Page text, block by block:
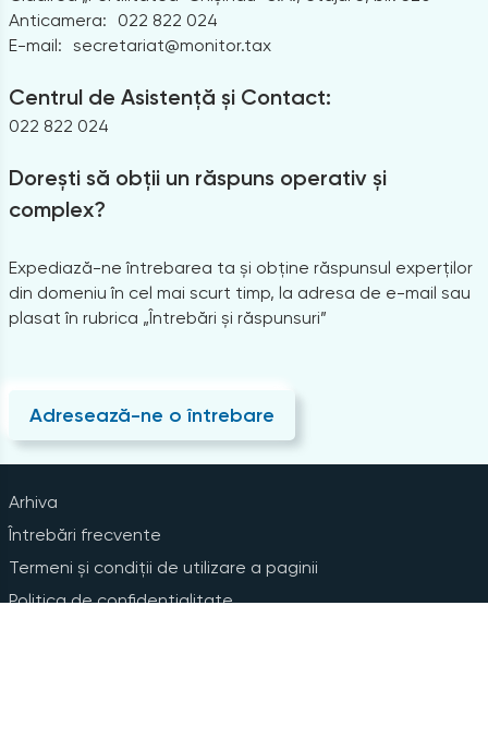
Anticamera:
022 822 024
E-mail: secretariat@monitor.tax
Centrul de Asistență și Contact:
022 822 024
Dorești să obții un răspuns operativ și
complex?
Expediază-ne întrebarea ta și obține răspunsul experților
din domeniu în cel mai scurt timp, la adresa de e-mail sau
plasat în rubrica „Întrebări și răspunsuri”
Adresează-ne o întrebare
Arhiva
Întrebări frecvente
Termeni și condiții de utilizare a paginii
Politica de confidențialitate